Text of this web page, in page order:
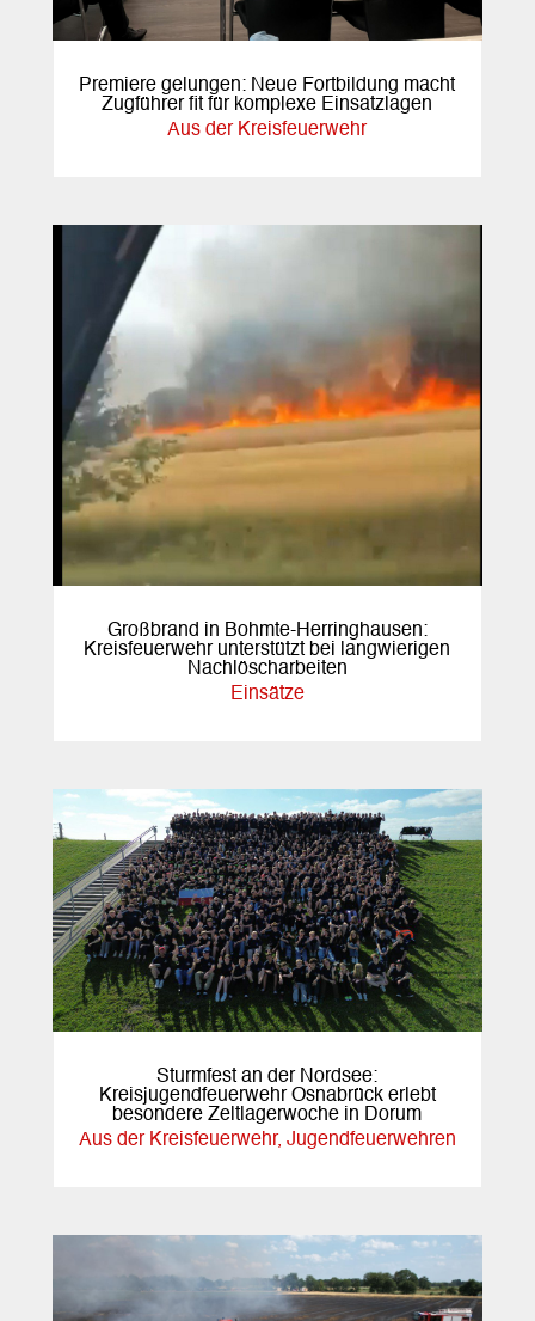
Premiere gelungen: Neue Fortbildung macht
Zugführer fit für komplexe Einsatzlagen
Aus der Kreisfeuerwehr
Großbrand in Bohmte-Herringhausen:
Kreisfeuerwehr unterstützt bei langwierigen
Nachlöscharbeiten
Einsätze
Sturmfest an der Nordsee:
Kreisjugendfeuerwehr Osnabrück erlebt
besondere Zeltlagerwoche in Dorum
Aus der Kreisfeuerwehr, Jugendfeuerwehren